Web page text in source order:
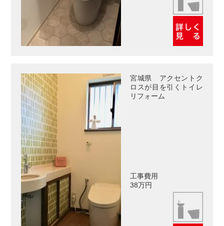
宮城県 アクセントク
ロスが目を引くトイレ
リフォーム
工事費用
38万円